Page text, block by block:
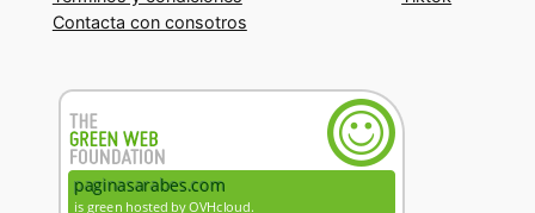
Contacta con consotros